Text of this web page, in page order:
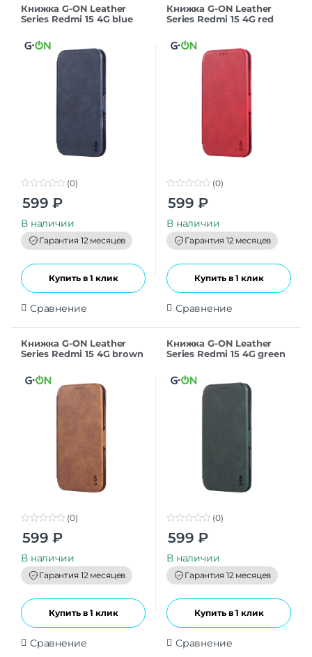
Книжка G-ON Leather
Series Redmi 15 4G blue
o
t
o
f
5
(0)
599 ₽
В наличии
Гарантия 12 месяцев
Купить в 1 клик
Сравнение
Книжка G-ON Leather
Series Redmi 15 4G red
o
t
o
f
5
(0)
599 ₽
В наличии
Гарантия 12 месяцев
Купить в 1 клик
Сравнение
Книжка G-ON Leather
Series Redmi 15 4G brown
o
t
o
f
5
(0)
599 ₽
В наличии
Гарантия 12 месяцев
Купить в 1 клик
Сравнение
Книжка G-ON Leather
Series Redmi 15 4G green
o
t
o
f
5
(0)
599 ₽
В наличии
Гарантия 12 месяцев
Купить в 1 клик
Сравнение